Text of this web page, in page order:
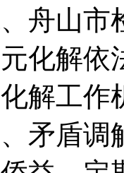
舟山
化解
解工作
矛盾